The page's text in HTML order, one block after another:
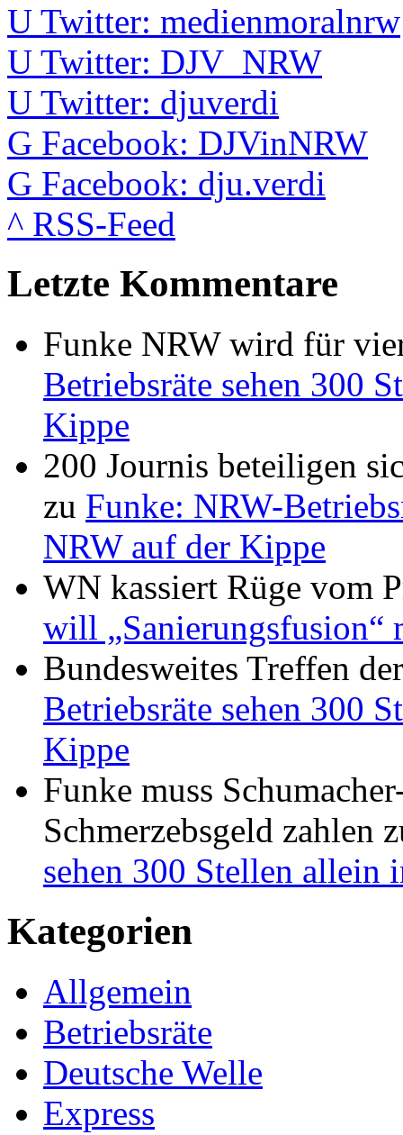
U Twitter: medienmoralnrw
U Twitter: DJV_NRW
U Twitter: djuverdi
G Facebook: DJVinNRW
G Facebook: dju.verdi
^ RSS-Feed
Letzte Kommentare
Funke NRW wird für
Betriebsräte sehen 300
Kippe
200 Journis beteiligen
zu Funke: NRW-
NRW auf der Kippe
WN kassiert Rüge vom
will „Sanierungsfusion“
Bundesweites Treffen
Betriebsräte sehen 300
Kippe
Funke muss
Schmerzebsgeld zahlen
sehen 300 Stellen allein
Kategorien
Allgemein
Betriebsräte
Deutsche Welle
Express